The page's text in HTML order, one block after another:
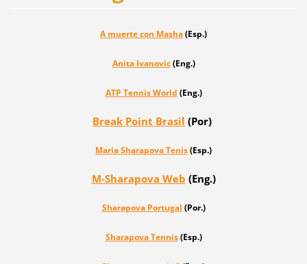
A muerte con Masha(Esp.)
Anita Ivanovic(Eng.)
ATP Tennis World (Eng.)
Break Point Brasil (Por)
Maria SharapovaTenis(Esp.)
M-Sharapova Web (Eng.)
Sharapova Portugal (Por.)
Sharapova Tennis(Esp.)